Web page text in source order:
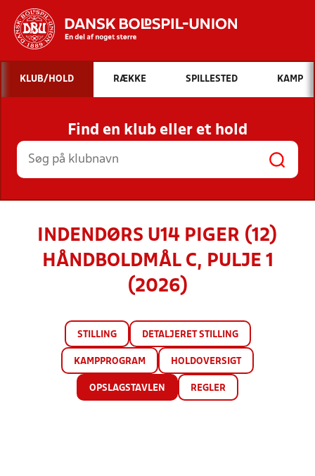
Hvad vil du søge efter?
INDHOLD OG NYHEDER
STILLINGER, RESULTATER, KLUBBER OG
HOLD
KLUB/HOLD RÆKKE SPILLESTED KAMP
Find en klub eller et hold
INDENDØRS U14 PIGER (12)
HÅNDBOLDMÅL C, PULJE 1
(2026)
STILLING DETALJERET STILLING
KAMPPROGRAM HOLDOVERSIGT
OPSLAGSTAVLEN REGLER